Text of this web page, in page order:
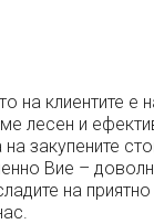
на клиентите е
лесен и
закупените
Вие –
на